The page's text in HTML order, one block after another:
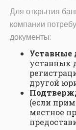
Для открытия
компании
документы:
уставных
другой
(если
местное